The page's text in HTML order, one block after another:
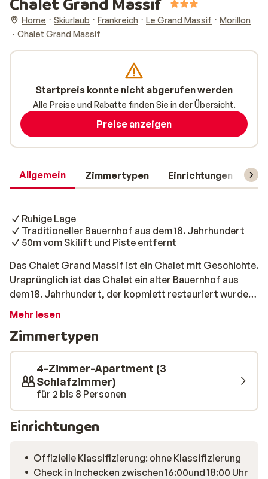
Home Skiurlaub Frankreich Le Grand Massif
Morillon
Chalet Grand Massif
Allgemein Zimmertypen Einrichtungen
Ruhige Lage
Traditioneller Bauernhof aus dem 18. Jahrhundert
50m vom Skilift und Piste entfernt
Das Chalet Grand Massif ist ein Chalet mit Geschichte.
Ursprünglich ist das Chalet ein alter Bauernhof aus
dem 18. Jahrhundert, der kopmlett restauriert wurde.
Das Chalet befindet sich in ruhiger, aber dennoch
und die Pisten nur 2km von der Unterkunft entfernt.
Das Chalet ist einfach und traditionell eingerichtet. Es
gibt ein gemütliches Wohn-/Esszimmer mit offener
Küche. Das Zentrum vom Morillon liegt 2km entfernt
und ist bei genügend Schnee auch auf Skiern zu
erreichen. Nämlich über die blaue Labérieu Piste, die
entlang des Chalets verläuft. Diese Piste endet im Tal
des Dorfes. Hier können Sie sich ein leckeres
Abendessen in einem der schönen Restaurants gönnen.
Mehr lesen
Zimmertypen
4-Zimmer-Apartment (3
Schlafzimmer)
für 2 bis 8 Personen
Einrichtungen
Offizielle Klassifizierung: ohne Klassifizierung
Check in Inchecken zwischen 16:00und 18:00 Uhr
Startpreis konnte nicht abgerufen werden
Alle Preise und Rabatte finden Sie in der Übersicht.
Preise anzeigen